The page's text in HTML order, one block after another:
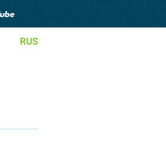
RUS